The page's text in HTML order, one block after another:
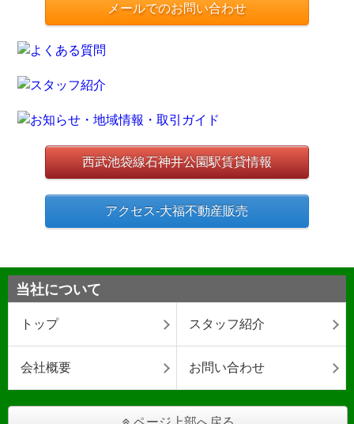
メールでのお問い合わせ
西武池袋線石神井公園駅賃貸情報
アクセス-大福不動産販売
当社について
トップ スタッフ紹介
会社概要 お問い合わせ